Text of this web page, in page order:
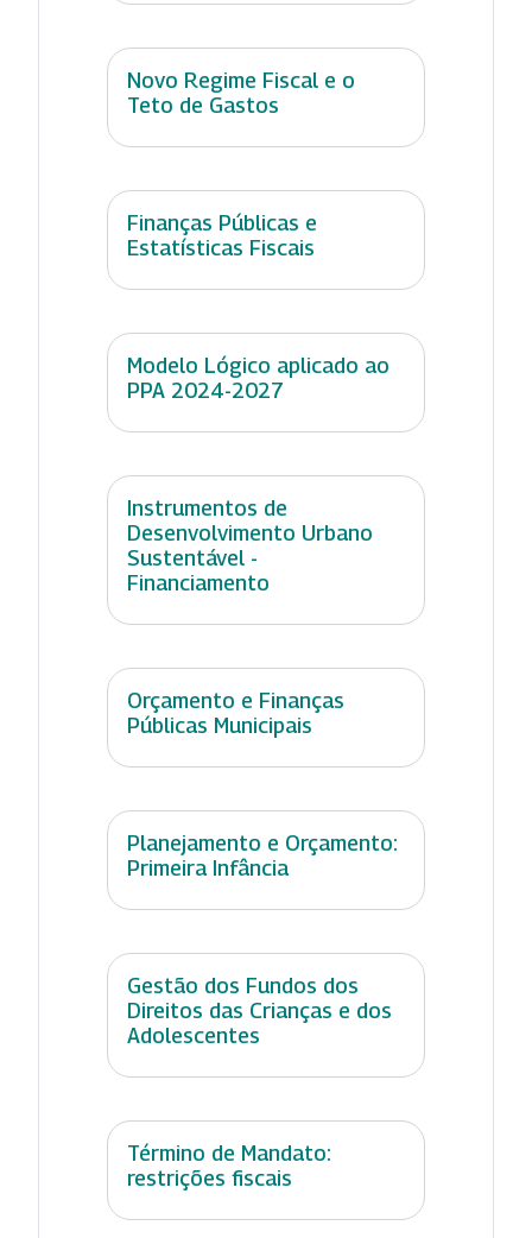
Novo Regime Fiscal e o
Teto de Gastos
Finanças Públicas e
Estatísticas Fiscais
Modelo Lógico aplicado ao
PPA 2024-2027
Instrumentos de
Desenvolvimento Urbano
Sustentável -
Financiamento
Orçamento e Finanças
Públicas Municipais
Planejamento e Orçamento:
Primeira Infância
Gestão dos Fundos dos
Direitos das Crianças e dos
Adolescentes
Término de Mandato:
restrições fiscais